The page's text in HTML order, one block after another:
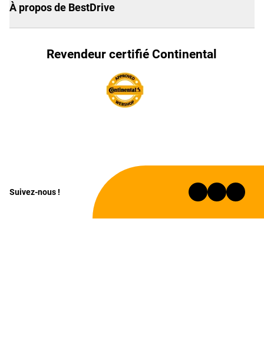
À propos de BestDrive
Revendeur certifié Continental
Suivez-nous !